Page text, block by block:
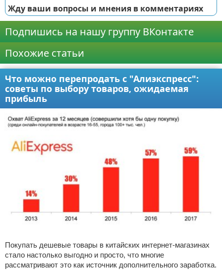
Жду ваши вопросы и мнения в комментариях
Подпишись на нашу группу ВКонтакте
Похожие статьи
Что можно перепродать с "Алиэкспресс":
советы по выбору товаров, ожидаемая
прибыль
Покупать дешевые товары в китайских интернет-магазинах
стало настолько выгодно и просто, что многие
рассматривают это как источник дополнительного заработка.